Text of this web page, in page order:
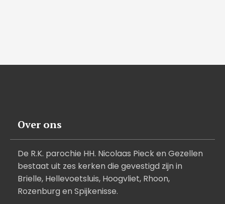
Over ons
De R.K. parochie HH. Nicolaas Pieck en Gezellen
bestaat uit zes kerken die gevestigd zijn in
Brielle, Hellevoetsluis, Hoogvliet, Rhoon,
Rozenburg en Spijkenisse.